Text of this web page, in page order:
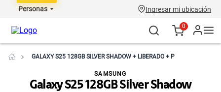
Personas Ingresar mi ubicación
0
GALAXY S25 128GB SILVER SHADOW + LIBERADO + P
Galaxy S25 128GB Silver Shadow
SAMSUNG